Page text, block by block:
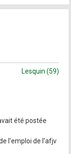
Lesquin (59)
été postée
l'emploi de l'afjv